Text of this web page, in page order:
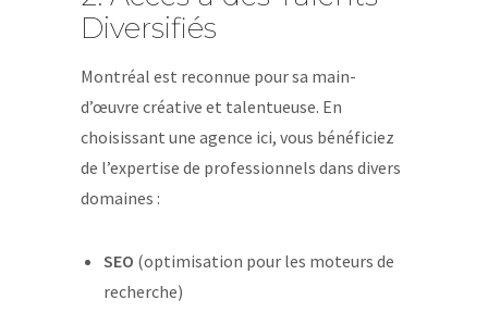
Diversifiés
Montréal est reconnue pour sa main-
d’œuvre créative et talentueuse. En
choisissant une agence ici, vous bénéficiez
de l’expertise de professionnels dans divers
domaines :
SEO (optimisation pour les moteurs de
recherche)